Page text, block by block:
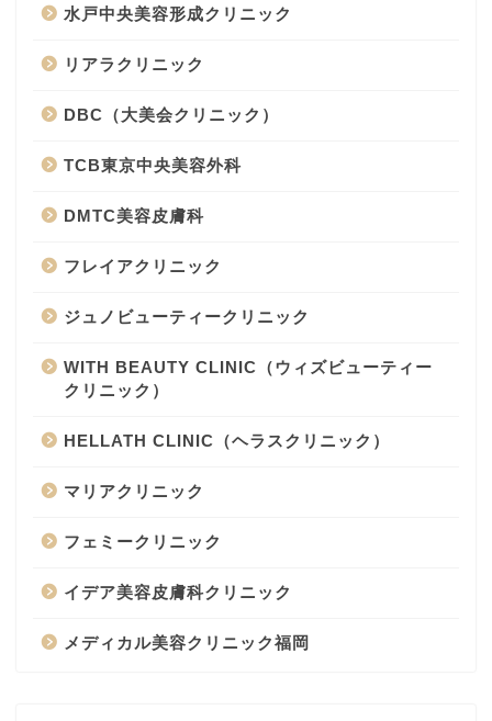
水戸中央美容形成クリニック
リアラクリニック
DBC（大美会クリニック）
TCB東京中央美容外科
DMTC美容皮膚科
フレイアクリニック
ジュノビューティークリニック
WITH BEAUTY CLINIC（ウィズビューティー
クリニック）
HELLATH CLINIC（ヘラスクリニック）
マリアクリニック
フェミークリニック
イデア美容皮膚科クリニック
メディカル美容クリニック福岡